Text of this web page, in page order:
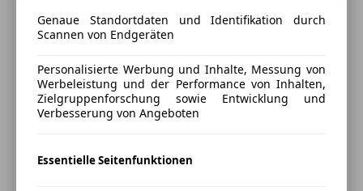
Motoren Innovationen
Mild-Hybrid, Plug-in-Hybrid oder
Elektroauto: So behalten Sie den
Durchblick
Bis vor wenigen Jahren beschränkte sich beim
Benziner? Doch inzwischen ist das Angebot gerade im
Genaue Standortdaten und Identifikation durch
Scannen von Endgeräten
Personalisierte Werbung und Inhalte, Messung von
Werbeleistung und der Performance von Inhalten,
Zielgruppenforschung sowie Entwicklung und
Verbesserung von Angeboten
Essentielle Seitenfunktionen